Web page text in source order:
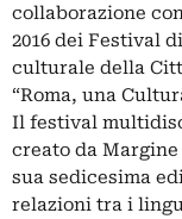
collaborazione
2016 dei Festival
culturale della
“Roma, una
Il festival
creato da
sua sedicesima
relazioni tra i